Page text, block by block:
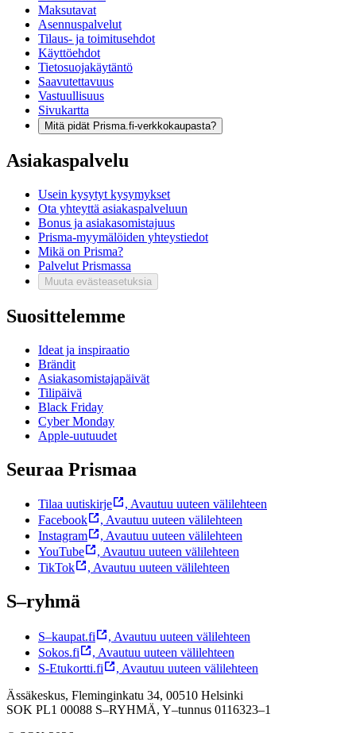
Maksutavat
Asennuspalvelut
Tilaus- ja toimitusehdot
Käyttöehdot
Tietosuojakäytäntö
Saavutettavuus
Vastuullisuus
Sivukartta
Mitä pidät Prisma.fi-verkkokaupasta?
Asiakaspalvelu
Usein kysytyt kysymykset
Ota yhteyttä asiakaspalveluun
Bonus ja asiakasomistajuus
Prisma-myymälöiden yhteystiedot
Mikä on Prisma?
Palvelut Prismassa
Muuta evästeasetuksia
Suosittelemme
Ideat ja inspiraatio
Brändit
Asiakasomistajapäivät
Tilipäivä
Black Friday
Cyber Monday
Apple-uutuudet
Seuraa Prismaa
Tilaa uutiskirje , Avautuu uuteen välilehteen
Facebook
, Avautuu uuteen välilehteen
Instagram
, Avautuu uuteen välilehteen
YouTube
, Avautuu uuteen välilehteen
TikTok
, Avautuu uuteen välilehteen
S–ryhmä
S–kaupat.fi , Avautuu uuteen välilehteen
Sokos.fi
, Avautuu uuteen välilehteen
S-Etukortti.fi
, Avautuu uuteen välilehteen
Ässäkeskus, Fleminginkatu 34, 00510 Helsinki
SOK PL1 00088 S–RYHMÄ, Y–tunnus 0116323–1